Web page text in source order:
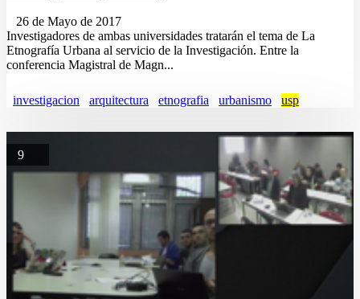
26 de Mayo de 2017
Investigadores de ambas universidades tratarán el tema de La
Etnografía Urbana al servicio de la Investigación. Entre la
conferencia Magistral de Magn...
investigacion arquitectura etnografia urbanismo usp
9